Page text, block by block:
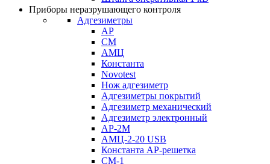
Приборы неразрушающего контроля
Адгезиметры
АР
СМ
АМЦ
Константа
Novotest
Нож адгезиметр
Адгезиметры покрытий
Адгезиметр механический
Адгезиметр электронный
АР-2М
АМЦ-2-20 USB
Константа АР-решетка
СМ-1